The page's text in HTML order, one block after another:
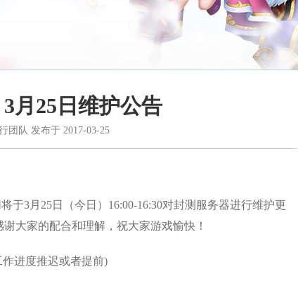
3月25日维护公告
团队 发布于 2017-03-25
于3月25日（今日）16:00-16:30对封测服务器进行维护更
大家的配合和理解，祝大家游戏愉快！
作进度推迟或者提前)